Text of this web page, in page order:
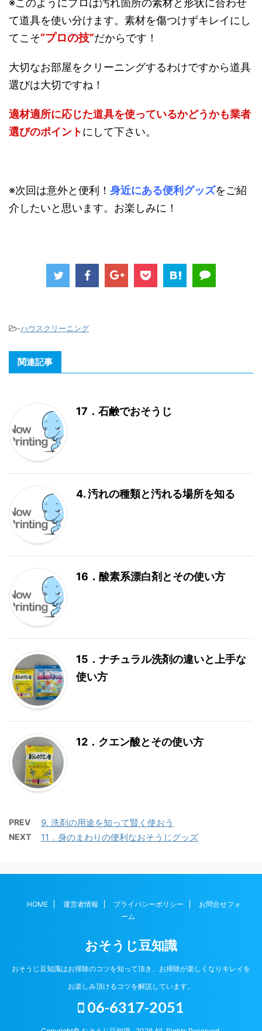
※このようにプロは汚れ箇所の素材と形状に合わせ
て道具を使い分けます。素材を傷つけずキレイにし
てこそ“プロの技”だからです！
大切なお部屋をクリーニングするわけですから道具
選びは大切ですね！
適材適所に応じた道具を使っているかどうかも業者
選びのポイントにして下さい。
※次回は意外と便利！ 身近にある便利グッズをご紹
介したいと思います。お楽しみに！
-ハウスクリーニング
関連記事
17．石鹸でおそうじ
4. 汚れの種類と汚れる場所を知る
16．酸素系漂白剤とその使い方
15．ナチュラル洗剤の違いと上手な
使い方
12．クエン酸とその使い方
PREV 9. 洗剤の用途を知って賢く使おう
NEXT 11．身のまわりの便利なおそうじグッズ
HOME 運営者情報 プライバシーポリシー
お問合せフォ
ーム
おそうじ豆知識
おそうじ豆知識はお掃除のコツを知って頂き、お掃除が楽しくなりキレイを
お楽しみ頂けるコツを解説しています。
06-6317-2051